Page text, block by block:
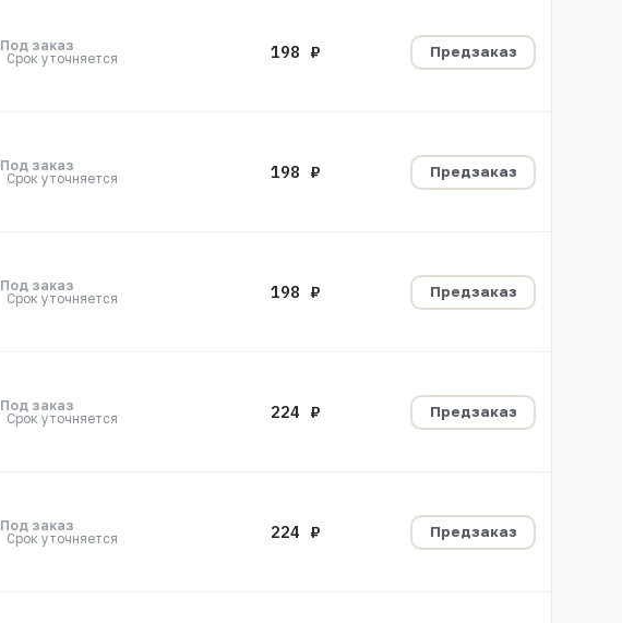
Под заказ
Срок уточняется
198 ₽ Предзаказ
Под заказ
Срок уточняется
198 ₽ Предзаказ
Под заказ
Срок уточняется
198 ₽ Предзаказ
Под заказ
Срок уточняется
224 ₽ Предзаказ
Под заказ
Срок уточняется
224 ₽ Предзаказ